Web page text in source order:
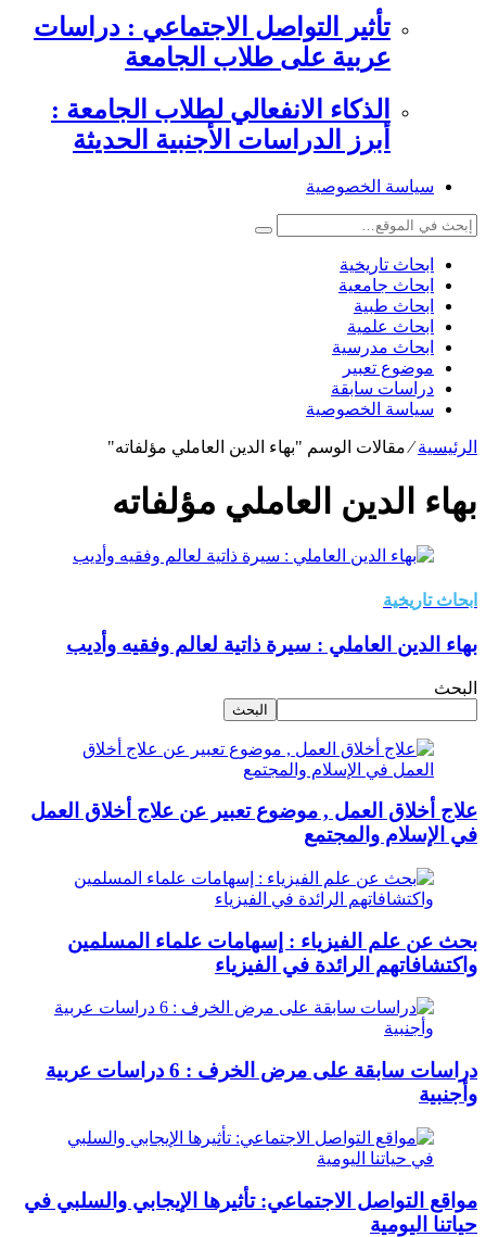
تأثير التواصل الاجتماعي : دراسات
عربية على طلاب الجامعة
الذكاء الانفعالي لطلاب الجامعة :
أبرز الدراسات الأجنبية الحديثة
سياسة الخصوصية
ابحاث تاريخية
ابحاث جامعية
ابحاث طبية
ابحاث علمية
ابحاث مدرسية
موضوع تعبير
دراسات سابقة
سياسة الخصوصية
الرئيسية⁄مقالات الوسم "بهاء الدين العاملي مؤلفاته"
بهاء الدين العاملي مؤلفاته
ابحاث تاريخية
بهاء الدين العاملي : سيرة ذاتية لعالم وفقيه وأديب
البحث
البحث
علاج أخلاق العمل , موضوع تعبير عن علاج أخلاق العمل
في الإسلام والمجتمع
بحث عن علم الفيزياء : إسهامات علماء المسلمين
واكتشافاتهم الرائدة في الفيزياء
دراسات سابقة على مرض الخرف : 6 دراسات عربية
وأجنبية
مواقع التواصل الاجتماعي: تأثيرها الإيجابي والسلبي في
حياتنا اليومية